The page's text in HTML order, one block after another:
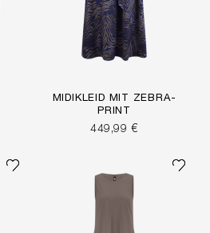
MIDIKLEID MIT ZEBRA-
PRINT
449,99 €